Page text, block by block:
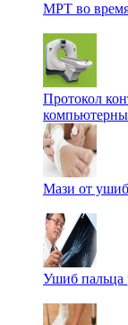
МРТ во
Протокол
Мази от
Ушиб пальца